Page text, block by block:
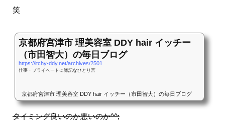
笑
京都府宮津市 理美容室 DDY hair イッチー
（市田智大）の毎日ブログ
https://itchy-ddy.net/archives/2501
仕事・プライベートに雑記なひとり言
京都府宮津市 理美容室 DDY hair イッチー（市田智大）の毎日ブログ
タイミング良いのか悪いのか^^;